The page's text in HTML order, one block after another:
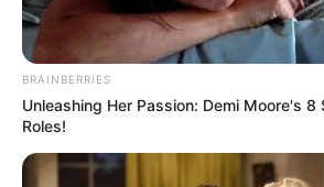
Shocking Turn Of Event: Actors
Controversial Careers
BRAINBERRIES
Unleashing Her Passion: Demi Moore's 8
Roles!